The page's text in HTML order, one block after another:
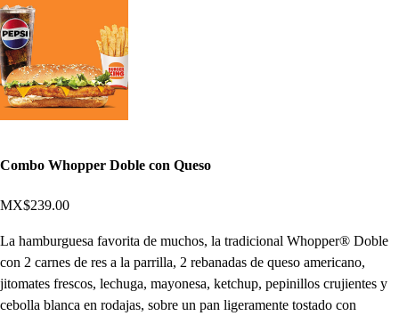
Combo Whopper Doble con Queso
MX$239.00
La hamburguesa favorita de muchos, la tradicional Whopper® Doble
con 2 carnes de res a la parrilla, 2 rebanadas de queso americano,
jitomates frescos, lechuga, mayonesa, ketchup, pepinillos crujientes y
cebolla blanca en rodajas, sobre un pan ligeramente tostado con